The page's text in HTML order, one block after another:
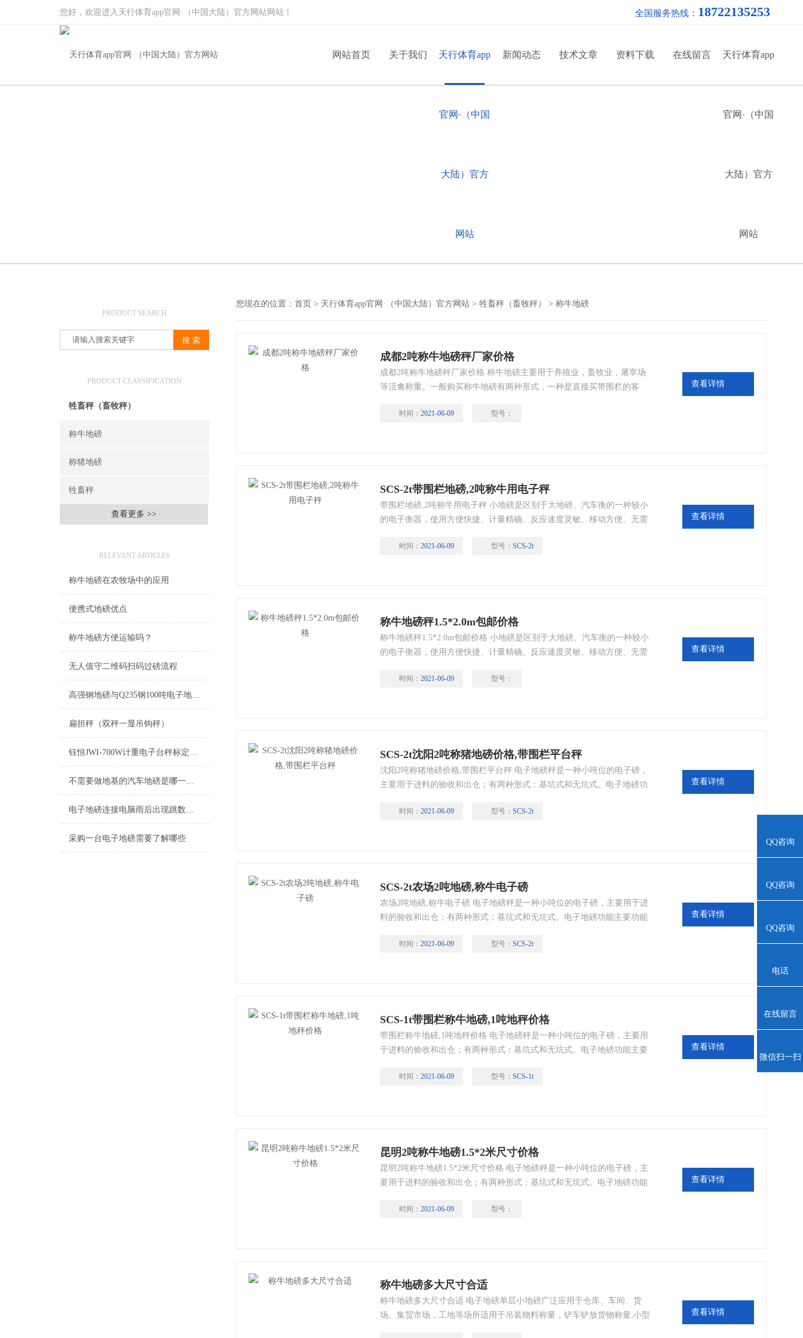
您好，欢迎进入天行体育app官网·（中国大陆）官方网站网站！ 全国服务热线： 18722135253
网站首页 关于我们 天行体育app
官网·（中国
大陆）官方
网站
新闻动态 技术文章 资料下载 在线留言 天行体育app
官网·（中国
大陆）官方
网站
PRODUCT SEARCH
PRODUCT CLASSIFICATION
牲畜秤（畜牧秤）
称牛地磅
称猪地磅
牲畜秤
查看更多 >>
RELEVANT ARTICLES
称牛地磅在农牧场中的应用
便携式地磅优点
称牛地磅方便运输吗？
无人值守二维码扫码过磅流程
高强钢地磅与Q235钢100吨电子地磅材质区别
扁担秤（双秤一显吊钩秤）
钰恒JWI-700W计重电子台秤标定方法
不需要做地基的汽车地磅是哪一种？
电子地磅连接电脑雨后出现跳数怎么检修
采购一台电子地磅需要了解哪些
您现在的位置： 首页 > 天行体育app官网·（中国大陆）官方网站 > 牲畜秤（畜牧秤） > 称牛地磅
成都2吨称牛地磅秤厂家价格
成都2吨称牛地磅秤厂家价格 称牛地磅主要用于养殖业，畜牧业，屠宰场
等活禽称重。一般购买称牛地磅有两种形式，一种是直接买带围栏的客
决于称重仪表，仪表采用的是上海耀华仪表具有去皮、置零、公斤和磅的
时间： 2021-06-09 型号：
查看详情
SCS-2t带围栏地磅,2吨称牛用电子秤
带围栏地磅,2吨称牛用电子秤 小地磅是区别于大地磅、汽车衡的一种较小
的电子衡器，使用方便快捷、计量精确、反应速度灵敏、移动方便、无需
每个角各有一个传感器，构造简单。
时间： 2021-06-09 型号： SCS-2t
查看详情
称牛地磅秤1.5*2.0m包邮价格
称牛地磅秤1.5*2.0m包邮价格 小地磅是区别于大地磅、汽车衡的一种较小
的电子衡器，使用方便快捷、计量精确、反应速度灵敏、移动方便、无需
每个角各有一个传感器，构造简单。
时间： 2021-06-09 型号：
查看详情
SCS-2t沈阳2吨称猪地磅价格,带围栏平台秤
沈阳2吨称猪地磅价格,带围栏平台秤 电子地磅秤是一种小吨位的电子磅，
主要用于进料的验收和出仓；有两种形式：基坑式和无坑式。电子地磅功
零、公斤和磅的转换；显示颜色为红色或绿色数码管；零点自动追踪；交
时间： 2021-06-09 型号： SCS-2t
查看详情
SCS-2t农场2吨地磅,称牛电子磅
农场2吨地磅,称牛电子磅 电子地磅秤是一种小吨位的电子磅，主要用于进
料的验收和出仓；有两种形式：基坑式和无坑式。电子地磅功能主要功能
的转换；显示颜色为红色或绿色数码管；零点自动追踪；交直流两用蓄电
时间： 2021-06-09 型号： SCS-2t
查看详情
SCS-1t带围栏称牛地磅,1吨地秤价格
带围栏称牛地磅,1吨地秤价格 电子地磅秤是一种小吨位的电子磅，主要用
于进料的验收和出仓；有两种形式：基坑式和无坑式。电子地磅功能主要
和磅的转换；显示颜色为红色或绿色数码管；零点自动追踪；交直流两用
时间： 2021-06-09 型号： SCS-1t
查看详情
昆明2吨称牛地磅1.5*2米尺寸价格
昆明2吨称牛地磅1.5*2米尺寸价格 电子地磅秤是一种小吨位的电子磅，主
要用于进料的验收和出仓；有两种形式：基坑式和无坑式。电子地磅功能
公斤和磅的转换；显示颜色为红色或绿色数码管；零点自动追踪；交直流
时间： 2021-06-09 型号：
查看详情
称牛地磅多大尺寸合适
称牛地磅多大尺寸合适 电子地磅单层小地磅广泛应用于仓库、车间、货
场、集贸市场，工地等场所适用于吊装物料称量，铲车铲放货物称量,小型
查看详情
QQ咨询
QQ咨询
QQ咨询
电话
在线留言
微信扫一扫